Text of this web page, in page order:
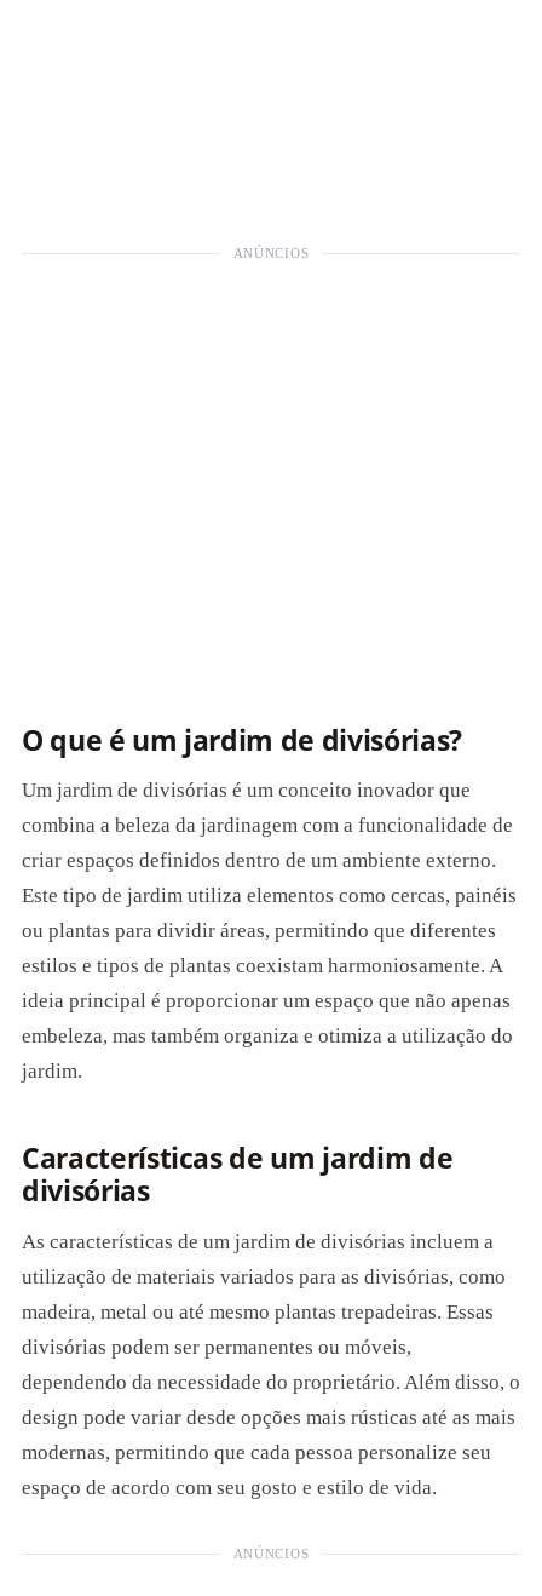
ANÚNCIOS
O que é um jardim de divisórias?
Um jardim de divisórias é um conceito inovador que
combina a beleza da jardinagem com a funcionalidade de
criar espaços definidos dentro de um ambiente externo.
Este tipo de jardim utiliza elementos como cercas, painéis
ou plantas para dividir áreas, permitindo que diferentes
estilos e tipos de plantas coexistam harmoniosamente. A
ideia principal é proporcionar um espaço que não apenas
embeleza, mas também organiza e otimiza a utilização do
jardim.
Características de um jardim de
divisórias
As características de um jardim de divisórias incluem a
utilização de materiais variados para as divisórias, como
madeira, metal ou até mesmo plantas trepadeiras. Essas
divisórias podem ser permanentes ou móveis,
dependendo da necessidade do proprietário. Além disso, o
design pode variar desde opções mais rústicas até as mais
modernas, permitindo que cada pessoa personalize seu
espaço de acordo com seu gosto e estilo de vida.
ANÚNCIOS